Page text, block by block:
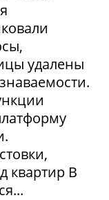
удалены
квартир В